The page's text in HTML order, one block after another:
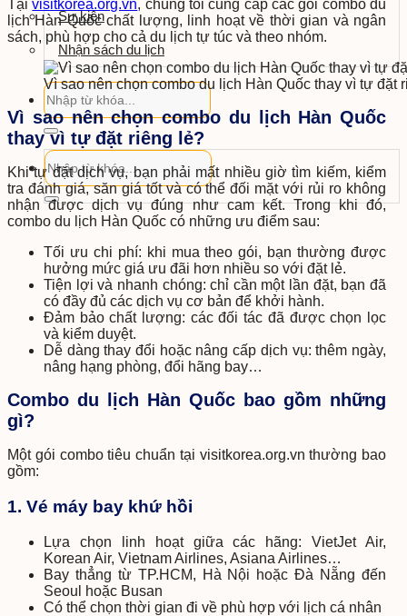
Sự kiện
Nhận sách du lịch
Tạivisitkorea.org.vn, chúng tôi cung cấp các gói combo du
lịch Hàn Quốc chất lượng, linh hoạt về thời gian và ngân
sách, phù hợp cho cả du lịch tự túc và theo nhóm.
Vì sao nên chọn combo du lịch Hàn Quốc thay vì tự đặt
Vì sao nên chọn combo du lịch Hàn Quốc
thay vì tự đặt riêng lẻ?
Khi tự đặt dịch vụ, bạn phải mất nhiều giờ tìm kiếm, kiểm
tra đánh giá, săn giá tốt và có thể đối mặt với rủi ro không
nhận được dịch vụ đúng như cam kết. Trong khi đó,
combo du lịch Hàn Quốc có những ưu điểm sau:
Tối ưu chi phí: khi mua theo gói, bạn thường được
hưởng mức giá ưu đãi hơn nhiều so với đặt lẻ.
Tiện lợi và nhanh chóng: chỉ cần một lần đặt, bạn đã
có đầy đủ các dịch vụ cơ bản để khởi hành.
Đảm bảo chất lượng: các đối tác đã được chọn lọc
và kiểm duyệt.
Dễ dàng thay đổi hoặc nâng cấp dịch vụ: thêm ngày,
nâng hạng phòng, đổi hãng bay…
Combo du lịch Hàn Quốc bao gồm những
gì?
Một gói combo tiêu chuẩn tại visitkorea.org.vn thường bao
gồm:
1. Vé máy bay khứ hồi
Lựa chọn linh hoạt giữa các hãng: VietJet Air,
Korean Air, Vietnam Airlines, Asiana Airlines…
Bay thẳng từ TP.HCM, Hà Nội hoặc Đà Nẵng đến
Seoul hoặc Busan
Có thể chọn thời gian đi về phù hợp với lịch cá nhân